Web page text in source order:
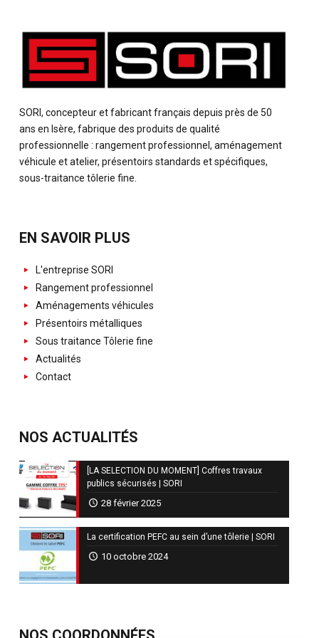
SORI, concepteur et fabricant français depuis près de 50
ans en Isère, fabrique des produits de qualité
professionnelle : rangement professionnel, aménagement
véhicule et atelier, présentoirs standards et spécifiques,
sous-traitance tôlerie fine.
EN SAVOIR PLUS
L'entreprise SORI
Rangement professionnel
Aménagements véhicules
Présentoirs métalliques
Sous traitance Tôlerie fine
Actualités
Contact
NOS ACTUALITÉS
[LA SELECTION DU MOMENT] Coffres travaux
publics sécurisés | SORI
28 février 2025
La certification PEFC au sein d’une tôlerie | SORI
10 octobre 2024